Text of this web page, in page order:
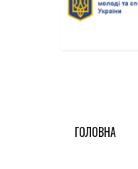
ГОЛОВНА